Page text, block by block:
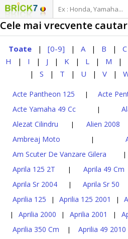
Cele mai vrecvente
Toate | [0-9] | A | B | C
H | I | J | K | L | M |
| S | T | U | V |
Acte Pantheon 125 | Acte
Acte Yamaha 49 Cc |
Alezat Cilindru | Alien 2008
Ambreaj Moto |
Am Scuter De Vanzare Gilera
Aprila 125 2T | Aprila 49 Cm
Aprila Sr 2004 | Aprila Sr 50
Aprilia 125 | Aprilia 125 2001 |
| Aprilia 2000 | Aprilia 2001 |
Aprilia 350 Cm | Aprilia 49 2010